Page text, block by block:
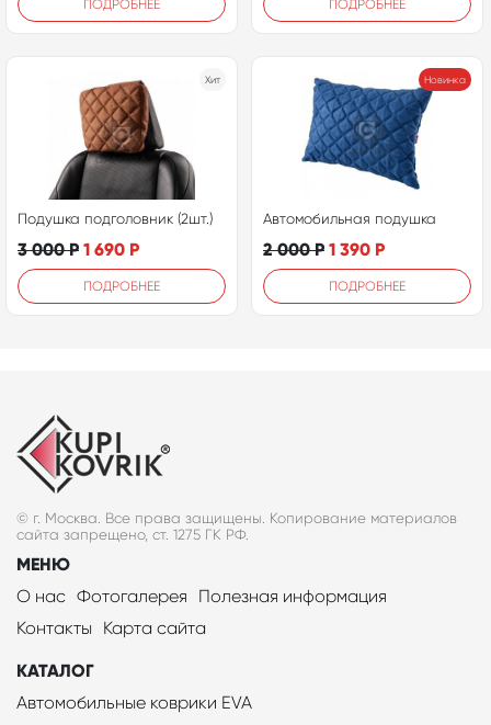
ПОДРОБНЕЕ ПОДРОБНЕЕ
Хит
Подушка подголовник (2шт.)
3 000Р 1 690 Р
ПОДРОБНЕЕ
Новинка
Автомобильная подушка
2 000Р 1 390 Р
ПОДРОБНЕЕ
© г. Москва. Все права защищены. Копирование материалов
сайта запрещено, ст. 1275 ГК РФ.
МЕНЮ
О нас Фотогалерея
Полезная информация
Контакты
Карта сайта
КАТАЛОГ
Автомобильные коврики EVA